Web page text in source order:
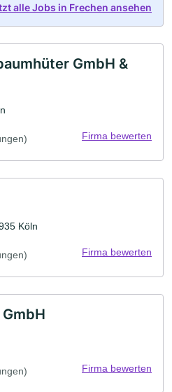
alle Jobs in Frechen ansehen
GmbH &
Firma bewerten
Köln
Firma bewerten
Firma bewerten